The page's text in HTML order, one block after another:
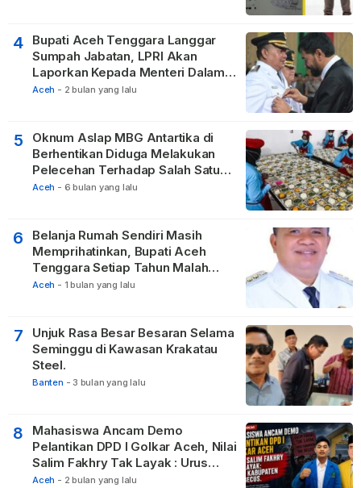
4
Bupati Aceh Tenggara Langgar
Sumpah Jabatan, LPRI Akan
Laporkan Kepada Menteri Dalam
Negeri
Aceh - 2 bulan yang lalu
5
Oknum Aslap MBG Antartika di
Berhentikan Diduga Melakukan
Pelecehan Terhadap Salah Satu
Relawan
Aceh - 6 bulan yang lalu
6
Belanja Rumah Sendiri Masih
Memprihatinkan, Bupati Aceh
Tenggara Setiap Tahun Malah
Membangun Pasilitas Rumah
Aceh - 1 bulan yang lalu
7
Unjuk Rasa Besar Besaran Selama
Seminggu di Kawasan Krakatau
Steel.
Banten - 3 bulan yang lalu
8
Mahasiswa Ancam Demo
Pelantikan DPD I Golkar Aceh, Nilai
Salim Fakhry Tak Layak : Urus
Kabupaten Tak Becus.
Aceh - 2 bulan yang lalu